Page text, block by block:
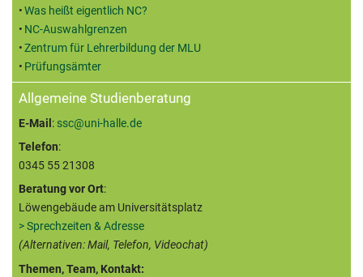
Was heißt eigentlich NC?
NC-Auswahlgrenzen
Zentrum für Lehrerbildung der MLU
Prüfungsämter
Allgemeine Studienberatung
E-Mail : ssc@uni-halle.de
Telefon:
0345 55 21308
Beratung vor Ort:
Löwengebäude am Universitätsplatz
> Sprechzeiten & Adresse
(Alternativen: Mail, Telefon, Videochat)
Themen, Team, Kontakt: